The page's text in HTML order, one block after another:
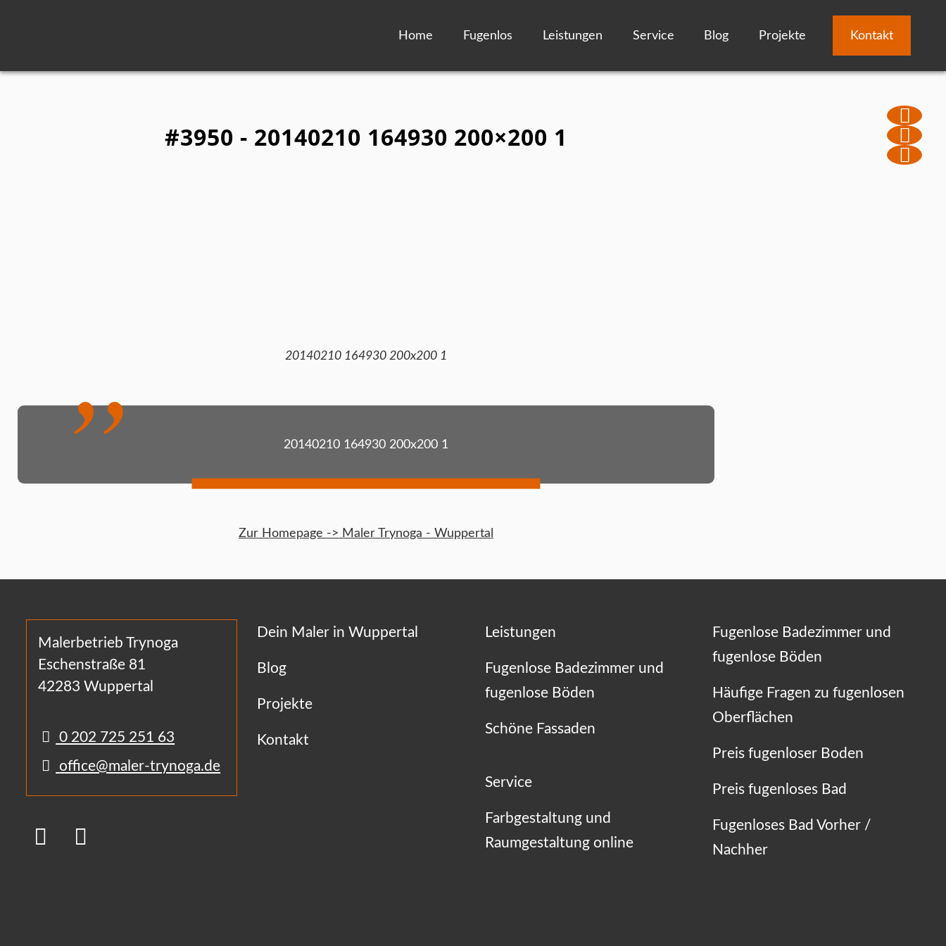
Home Fugenlos Leistungen Service Blog Projekte Kontakt
#3950 - 20140210 164930 200×200 1
20140210 164930 200x200 1
20140210 164930 200x200 1
Zur Homepage -> Maler Trynoga - Wuppertal
Malerbetrieb Trynoga
Eschenstraße 81
42283 Wuppertal
0 202 725 251 63
office@maler-trynoga.de
Dein Maler in Wuppertal
Blog
Projekte
Kontakt
Leistungen
Fugenlose Badezimmer und
fugenlose Böden
Schöne Fassaden
Service
Farbgestaltung und
Raumgestaltung online
Fugenlose Badezimmer und
fugenlose Böden
Häufige Fragen zu fugenlosen
Oberflächen
Preis fugenloser Boden
Preis fugenloses Bad
Fugenloses Bad Vorher /
Nachher